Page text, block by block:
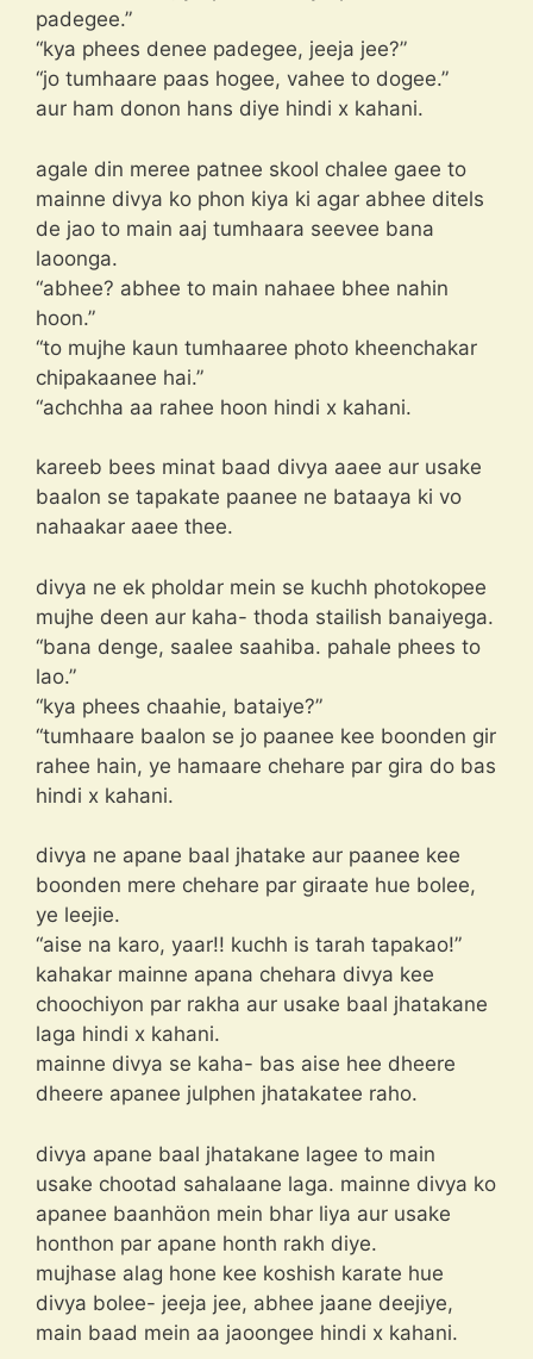
padegee.”
“kya phees denee padegee, jeeja jee?”
“jo tumhaare paas hogee, vahee to dogee.”
aur ham donon hans diye hindi x kahani.
agale din meree patnee skool chalee gaee to
mainne divya ko phon kiya ki agar abhee ditels
de jao to main aaj tumhaara seevee bana
laoonga.
“abhee? abhee to main nahaee bhee nahin
hoon.”
“to mujhe kaun tumhaaree photo kheenchakar
chipakaanee hai.”
“achchha aa rahee hoon hindi x kahani.
kareeb bees minat baad divya aaee aur usake
baalon se tapakate paanee ne bataaya ki vo
nahaakar aaee thee.
divya ne ek pholdar mein se kuchh photokopee
mujhe deen aur kaha- thoda stailish banaiyega.
“bana denge, saalee saahiba. pahale phees to
lao.”
“kya phees chaahie, bataiye?”
“tumhaare baalon se jo paanee kee boonden gir
rahee hain, ye hamaare chehare par gira do bas
hindi x kahani.
divya ne apane baal jhatake aur paanee kee
boonden mere chehare par giraate hue bolee,
ye leejie.
“aise na karo, yaar!! kuchh is tarah tapakao!”
kahakar mainne apana chehara divya kee
choochiyon par rakha aur usake baal jhatakane
laga hindi x kahani.
mainne divya se kaha- bas aise hee dheere
dheere apanee julphen jhatakatee raho.
divya apane baal jhatakane lagee to main
usake chootad sahalaane laga. mainne divya ko
apanee baanhon mein bhar liya aur usake
honthon par apane honth rakh diye.
mujhase alag hone kee koshish karate hue
divya bolee- jeeja jee, abhee jaane deejiye,
main baad mein aa jaoongee hindi x kahani.